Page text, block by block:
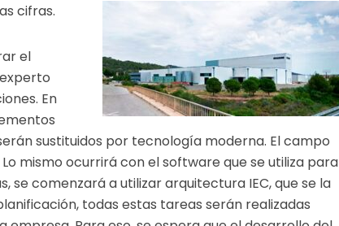
cifras.
el
En
sustituidos por tecnología moderna. El campo
mismo ocurrirá con el software que se utiliza para
se comenzará a utilizar arquitectura IEC, que se la
todas estas tareas serán realizadas